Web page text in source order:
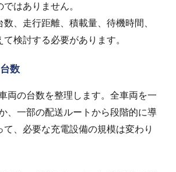
はありません。
、走行距離、積載量、待機時間、
検討する必要があります。
数
両の台数を整理します。 全車両を一
、一部の配送ルートから段階的に導
て、必要な充電設備の規模は変わり